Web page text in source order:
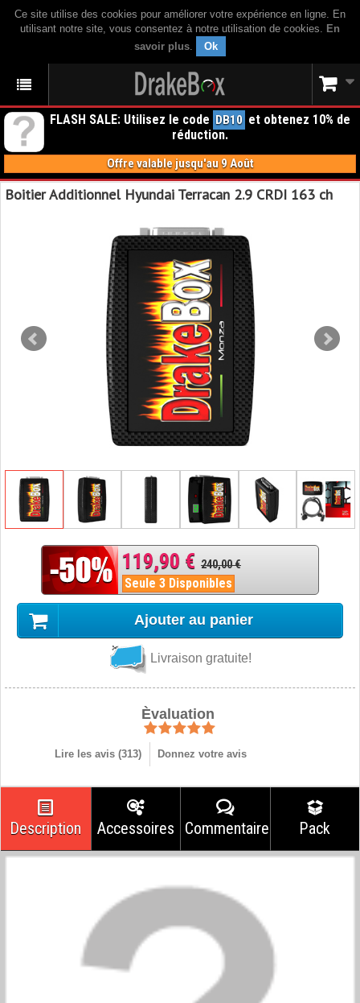
Ce site utilise des cookies pour améliorer votre expérience en ligne. En
utilisant notre site, vous consentez à notre utilisation de cookies. En
savoir plus. Ok
FLASH SALE: Utilisez le code DB10 et obtenez 10% de
réduction.
Offre valable jusqu'au 9 Août
Boitier Additionnel Hyundai Terracan 2.9 CRDI 163 ch
119,90 € 240,00 €
Seule 3 Disponibles
Ajouter au panier
Livraison gratuite!
Èvaluation
Lire les avis (313) Donnez votre avis
Description Accessoires Commentaires Pack